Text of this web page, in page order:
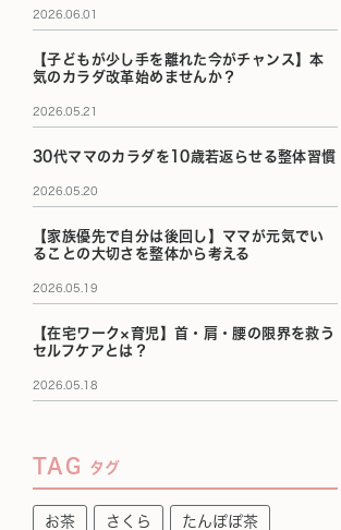
2026.06.01
【子どもが少し手を離れた今がチャンス】本
気のカラダ改革始めませんか？
2026.05.21
30代ママのカラダを10歳若返らせる整体習慣
2026.05.20
【家族優先で自分は後回し】ママが元気でい
ることの大切さを整体から考える
2026.05.19
【在宅ワーク×育児】首・肩・腰の限界を救う
セルフケアとは？
2026.05.18
TAG タグ
お茶 さくら たんぽぽ茶